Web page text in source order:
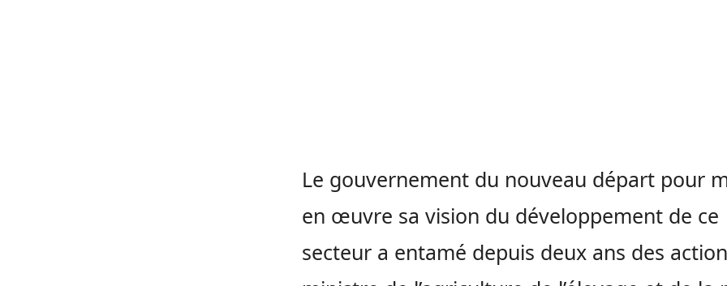
Le gouvernement du nouveau départ pour
en œuvre sa vision du développement de ce
secteur a entamé depuis deux ans des